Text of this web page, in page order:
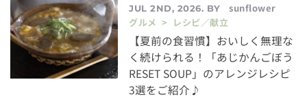
JUL 2ND, 2026. BY
sunflower
グルメ > レシピ／献立
【夏前の食習慣】おいしく無理な
く続けられる！「あじかんごぼう
RESET SOUP」のアレンジレシピ
3選をご紹介♪